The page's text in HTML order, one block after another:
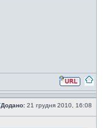
Додано: 21 грудня 2010, 16:08